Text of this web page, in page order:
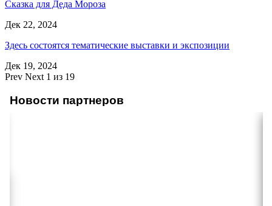
Сказка для Деда Мороза
Дек 22, 2024
Здесь состоятся тематические выставки и экспозиции
Дек 19, 2024
Prev Next 1 из 19
Новости партнеров